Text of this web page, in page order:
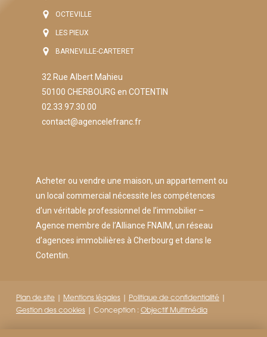
OCTEVILLE
LES PIEUX
BARNEVILLE-CARTERET
32 Rue Albert Mahieu
50100 CHERBOURG en COTENTIN
02.33.97.30.00
contact@agencelefranc.fr
Acheter ou vendre une maison, un appartement ou
un local commercial nécessite les compétences
d’un véritable professionnel de l’immobilier –
Agence membre de l’Alliance FNAIM, un réseau
d’agences immobilières à Cherbourg et dans le
Cotentin.
Plan de site| Mentions légales| Politique de confidentialité|
Gestion des cookies| Conception : Objectif Multimédia